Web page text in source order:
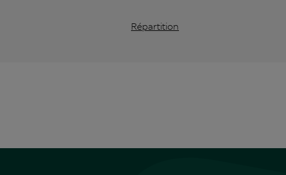
Répartition